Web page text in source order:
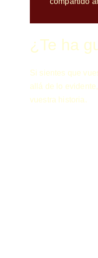
¿Te ha
Si sientes que
allá de lo
vuestra historia.